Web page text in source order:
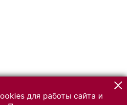
для работы сайта и